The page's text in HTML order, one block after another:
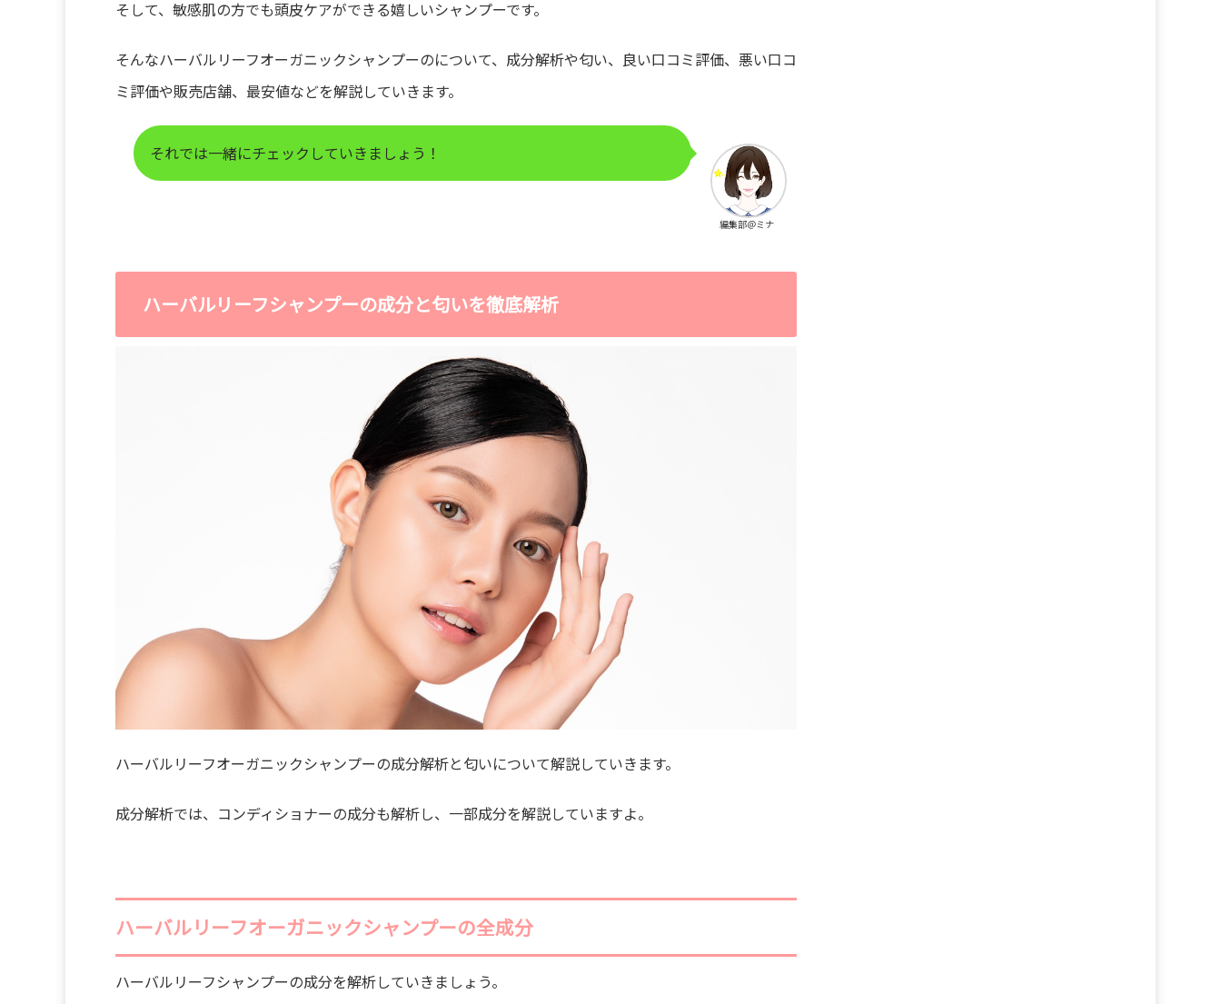
そして、敏感肌の方でも頭皮ケアができる嬉しいシャンプーです。
そんなハーバルリーフオーガニックシャンプーのについて、成分解析や匂い、良い口コミ評価、悪い口コ
ミ評価や販売店舗、最安値などを解説していきます。
それでは一緒にチェックしていきましょう！
編集部＠ミナ
ハーバルリーフシャンプーの成分と匂いを徹底解析
ハーバルリーフオーガニックシャンプーの成分解析と匂いについて解説していきます。
成分解析では、コンディショナーの成分も解析し、一部成分を解説していますよ。
ハーバルリーフオーガニックシャンプーの全成分
ハーバルリーフシャンプーの成分を解析していきましょう。